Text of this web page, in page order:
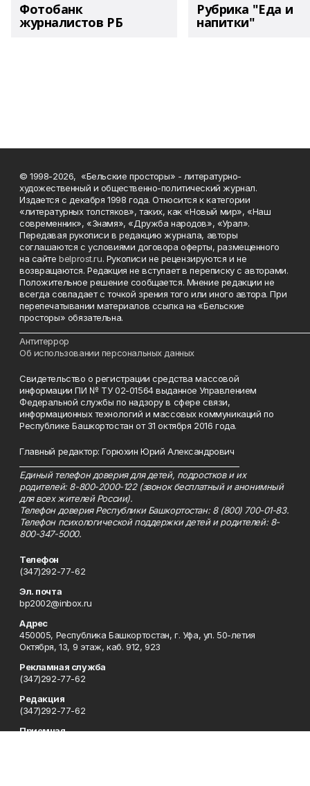
Фотобанк
журналистов РБ
Рубрика "Еда и
напитки"
© 1998-2026, «Бельские просторы» - литературно-
художественный и общественно-политический журнал.
Издается с декабря 1998 года. Относится к категории
«литературных толстяков», таких, как «Новый мир», «Наш
современник», «Знамя», «Дружба народов», «Урал».
Передавая рукописи в редакцию журнала, авторы
соглашаются с условиями договора оферты, размещенного
на сайтеbelprost.ru. Рукописи не рецензируются и не
возвращаются. Редакция не вступает в переписку с авторами.
Положительное решение сообщается. Мнение редакции не
всегда совпадает с точкой зрения того или иного автора. При
перепечатывании материалов ссылка на «Бельские
просторы» обязательна.
Антитеррор
Об использовании персональных данных
Свидетельство о регистрации средства массовой
информации ПИ № ТУ 02-01564 выданное Управлением
Федеральной службы по надзору в сфере связи,
информационных технологий и массовых коммуникаций по
Республике Башкортостан от 31 октября 2016 года.
Главный редактор: Горюхин Юрий Александрович
Единый телефон доверия для детей, подростков и их
родителей: 8-800-2000-122 (звонок бесплатный и анонимный
для всех жителей России).
Телефон доверия Республики Башкортостан: 8 (800) 700-01-83.
Телефон психологической поддержки детей и родителей: 8-
800-347-5000.
Телефон
(347)292-77-62
Эл. почта
bp2002@inbox.ru
Адрес
450005, Республика Башкортостан, г. Уфа, ул. 50-летия
Октября, 13, 9 этаж, каб. 912, 923
Рекламная служба
(347)292-77-62
Редакция
(347)292-77-62
Приемная